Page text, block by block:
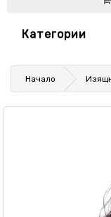
Категории
Начало